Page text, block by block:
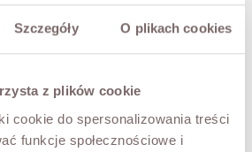
Szczegóły O plikach cookies
z plików cookie
cookie do spersonalizowania treści
funkcje społecznościowe i
COLOR
Beige
ADD TO CART